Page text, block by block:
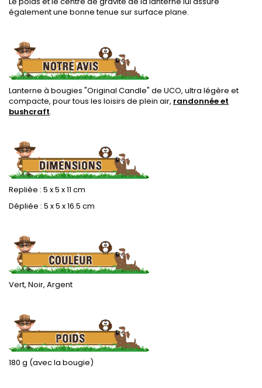
également une bonne tenue sur surface plane.
.
Lanterne à bougies "Original Candle" de UCO, ultra légère et
compacte, pour tous les loisirs de plein air, randonnée et
bushcraft.
.
Repliée : 5 x 5 x 11 cm
Dépliée : 5 x 5 x 16.5 cm
.
Vert, Noir, Argent
.
180 g (avec la bougie)
.